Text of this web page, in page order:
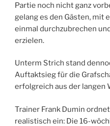
Partie noch nicht ganz
gelang es den Gästen, mit
einmal durchzubrechen
erzielen.
Unterm Strich stand
Auftaktsieg für die
erfolgreich aus der langen
Trainer Frank Dumin
realistisch ein: Die 16-